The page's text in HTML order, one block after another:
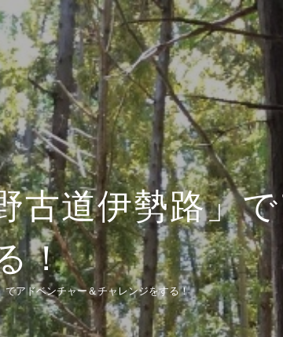
古道伊勢路」
！
でアドベンチャー＆チャレンジをする！